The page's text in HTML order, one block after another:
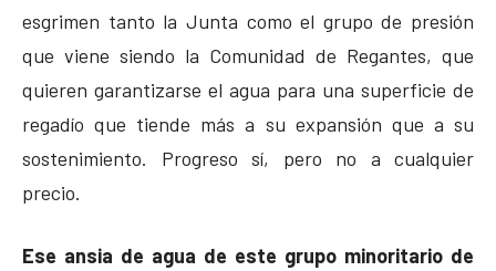
esgrimen tanto la Junta como el grupo de presión
que viene siendo la Comunidad de Regantes, que
quieren garantizarse el agua para una superficie de
regadío que tiende más a su expansión que a su
sostenimiento. Progreso sí, pero no a cualquier
precio.
Ese ansia de agua de este grupo minoritario de